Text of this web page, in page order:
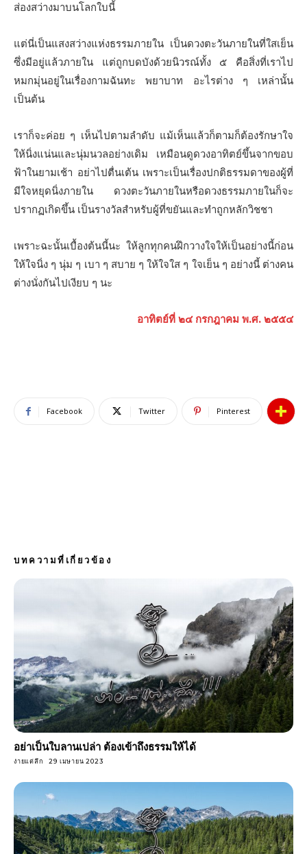
ส่องสว่างมาบนโลกใบนี้
แต่นี่เป็นแสงสว่างแห่งธรรมภายใน เป็นดวงตะวันภายในที่ใสเย็น
ซึ่งมีอยู่แล้วภายใน แต่ถูกบดบังด้วยนิวรณ์ทั้ง ๕ คือสิ่งที่เราไป
หมกมุ่นอยู่ในเรื่องกามฉันทะ พยาบาท อะไรต่าง ๆ เหล่านั้น
เป็นต้น
เราก็จะค่อย ๆ เห็นไปตามลำดับ แม้เห็นแล้วก็ตามก็ต้องรักษาใจ
ให้นิ่งแน่นและนุ่มนวลอย่างเดิม เหมือนดูดวงอาทิตย์ขึ้นจากขอบ
ฟ้าในยามเช้า อย่าไปตื่นเต้น เพราะเป็นเรื่องปกติธรรมดาของผู้ที่
มีใจหยุดนิ่งภายใน ดวงตะวันภายในหรือดวงธรรมภายในก็จะ
ปรากฏเกิดขึ้น เป็นรางวัลสำหรับผู้ที่ขยันและทำถูกหลักวิชชา
เพราะฉะนั้นเบื้องต้นนี้นะ ให้ลูกทุกคนฝึกวางใจให้เป็นอย่างนี้ก่อน
ให้ใจนิ่ง ๆ นุ่ม ๆ เบา ๆ สบาย ๆ ให้ใจใส ๆ ใจเย็น ๆ อย่างนี้ ต่างคน
ต่างนั่งกันไปเงียบ ๆ นะ
อาทิตย์ที่ ๒๔ กรกฎาคม พ.ศ. ๒๕๕๔
Facebook Twitter Pinterest
บทความที่เกี่ยวข้อง
อย่าเป็นใบลานเปล่า ต้องเข้าถึงธรรมให้ได้
ง่ายแต่ลึก 29 เมษายน 2023